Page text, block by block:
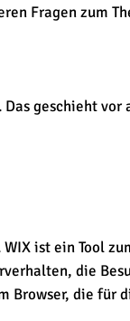
Fragen zum
geschieht
ist ein Tool
die
Browser, die für